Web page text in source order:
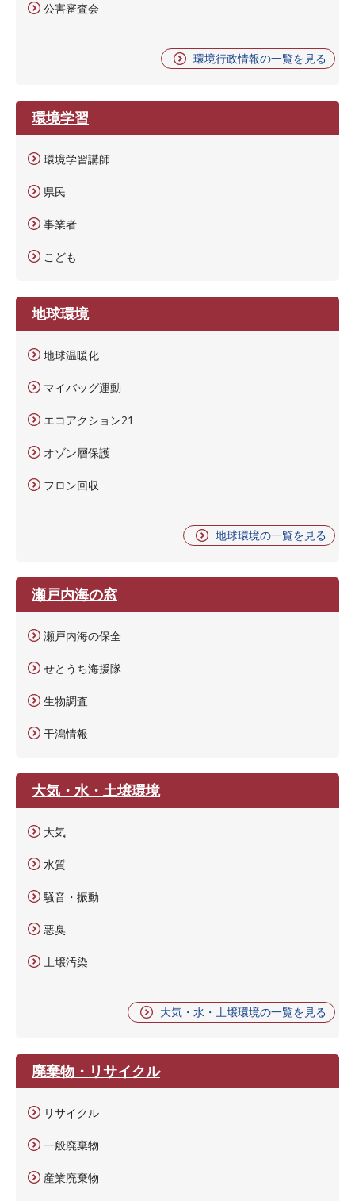
公害審査会
環境行政情報の一覧を見る
環境学習
環境学習講師
県民
事業者
こども
地球環境
地球温暖化
マイバッグ運動
エコアクション21
オゾン層保護
フロン回収
地球環境の一覧を見る
瀬戸内海の窓
瀬戸内海の保全
せとうち海援隊
生物調査
干潟情報
大気・水・土壌環境
大気
水質
騒音・振動
悪臭
土壌汚染
大気・水・土壌環境の一覧を見る
廃棄物・リサイクル
リサイクル
一般廃棄物
産業廃棄物